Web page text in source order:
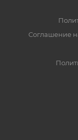
Соглашение